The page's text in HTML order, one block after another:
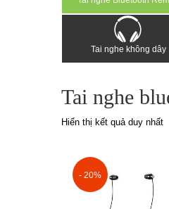
Tai nghe không dây
Tai nghe
Hiển thị kết quả duy nhất
- 20%